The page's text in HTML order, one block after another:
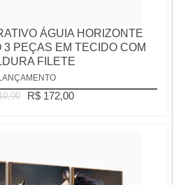
ÁGUIA HORIZONTE
3 PEÇAS EM TECIDO COM
FILETE
R$ 172,00